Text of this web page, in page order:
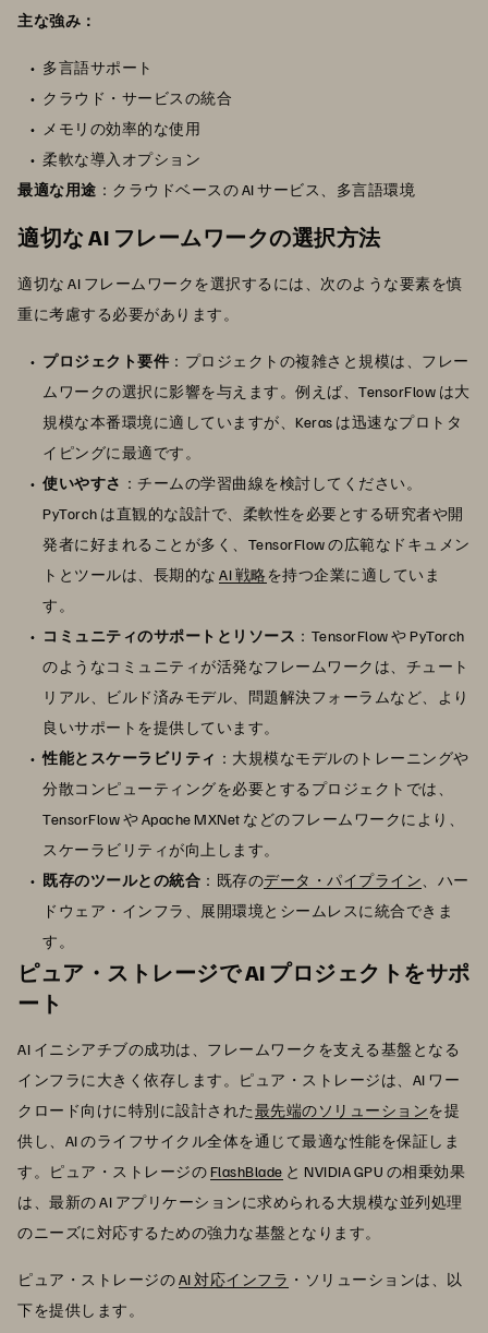
主な強み：
多言語サポート
クラウド・サービスの統合
メモリの効率的な使用
柔軟な導入オプション
最適な用途 ：クラウドベースの AI サービス、多言語環境
適切な AI フレームワークの選択方法
適切な AI フレームワークを選択するには、次のような要素を慎
重に考慮する必要があります。
プロジェクト要件 ：プロジェクトの複雑さと規模は、フレー
ムワークの選択に影響を与えます。例えば、TensorFlow は大
規模な本番環境に適していますが、Keras は迅速なプロトタ
イピングに最適です。
使いやすさ ：チームの学習曲線を検討してください。
PyTorch は直観的な設計で、柔軟性を必要とする研究者や開
発者に好まれることが多く、TensorFlow の広範なドキュメン
トとツールは、長期的な AI 戦略を持つ企業に適していま
す。
コミュニティのサポートとリソース ：TensorFlow や PyTorch
のようなコミュニティが活発なフレームワークは、チュート
リアル、ビルド済みモデル、問題解決フォーラムなど、より
良いサポートを提供しています。
性能とスケーラビリティ ：大規模なモデルのトレーニングや
分散コンピューティングを必要とするプロジェクトでは、
TensorFlow や Apache MXNet などのフレームワークにより、
スケーラビリティが向上します。
既存のツールとの統合 ：既存のデータ・パイプライン、ハー
ドウェア・インフラ、展開環境とシームレスに統合できま
す。
ピュア・ストレージで AI プロジェクトをサポ
ート
AI イニシアチブの成功は、フレームワークを支える基盤となる
インフラに大きく依存します。ピュア・ストレージは、AI ワー
クロード向けに特別に設計された最先端のソリューションを提
供し、AI のライフサイクル全体を通じて最適な性能を保証しま
す。ピュア・ストレージのFlashBlade と NVIDIA GPU の相乗効果
は、最新の AI アプリケーションに求められる大規模な並列処理
のニーズに対応するための強力な基盤となります。
ピュア・ストレージのAI 対応インフラ ・ソリューションは、以
下を提供します。